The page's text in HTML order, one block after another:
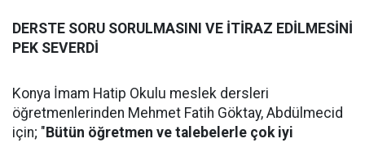
DERSTE SORU SORULMASINI VE İTİRAZ EDİLMESİNİ
PEK SEVERDİ
Konya İmam Hatip Okulu meslek dersleri
öğretmenlerinden Mehmet Fatih Göktay, Abdülmecid
için; " Bütün öğretmen ve talebelerle çok iyi